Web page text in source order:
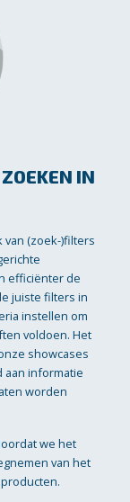
IN
van (zoek-)filters
efficiënter de
juiste filters in
instellen om
voldoen. Het
showcases
aan informatie
worden
we het
van het